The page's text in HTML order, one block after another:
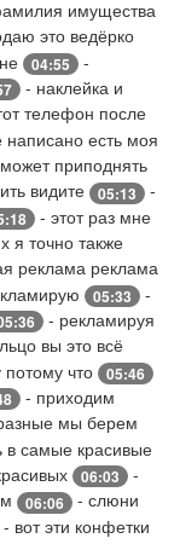
имущества
это ведёрко
04:55
-
- наклейка и
телефон после
есть моя
приподнять
видите 05:13
-
- этот раз мне
я точно также
реклама реклама
05:33
-
- рекламируя
вы это всё
что 05:46
- приходим
мы берем
в самые красивые
06:03
-
06:06
- слюни
- вот эти конфетки